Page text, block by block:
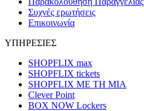
Συχνές ερωτήσεις
Επικοινωνία
ΥΠΗΡΕΣΙΕΣ
SHOPFLIX max
SHOPFLIX tickets
SHOPFLIX ΜΕ ΤΗ ΜΙΑ
Clever Point
BOX NOW Lockers